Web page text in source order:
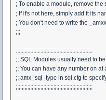
; To enable a module, remove the
; If it's not here, simply add it its
; You don't need to write the
;;;
;;;;;;;;;;;;;;;;;;;;;;;;;;;;;;;;;;;;;;;;;;;;;;;;;;;;;
;; SQL Modules usually need to
;; You can have any number on at
;; amx_sql_type in sql.cfg to
;;;;;;;;;;;;;;;;;;;;;;;;;;;;;;;;;;;;;;;;;;;;;;;;;;;;;